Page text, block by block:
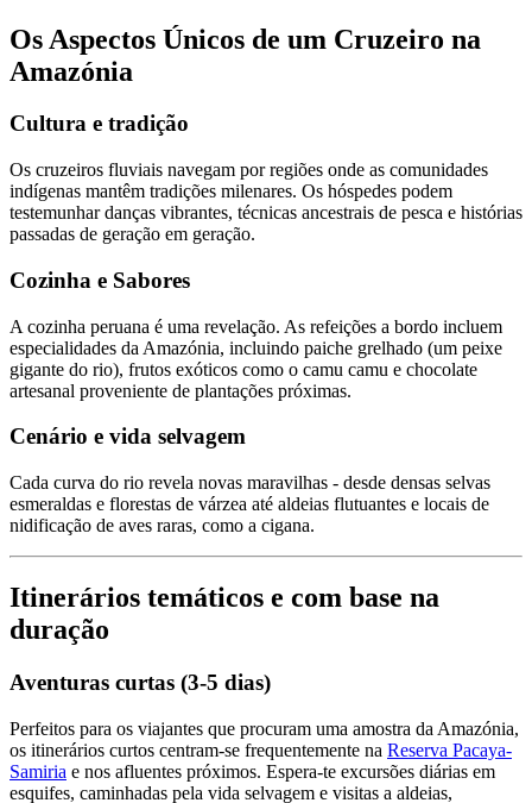
Os Aspectos Únicos de um Cruzeiro na
Amazónia
Cultura e tradição
Os cruzeiros fluviais navegam por regiões onde as comunidades
indígenas mantêm tradições milenares. Os hóspedes podem
testemunhar danças vibrantes, técnicas ancestrais de pesca e histórias
passadas de geração em geração.
Cozinha e Sabores
A cozinha peruana é uma revelação. As refeições a bordo incluem
especialidades da Amazónia, incluindo paiche grelhado (um peixe
gigante do rio), frutos exóticos como o camu camu e chocolate
artesanal proveniente de plantações próximas.
Cenário e vida selvagem
Cada curva do rio revela novas maravilhas - desde densas selvas
esmeraldas e florestas de várzea até aldeias flutuantes e locais de
nidificação de aves raras, como a cigana.
Itinerários temáticos e com base na
duração
Aventuras curtas (3-5 dias)
Perfeitos para os viajantes que procuram uma amostra da Amazónia,
os itinerários curtos centram-se frequentemente na Reserva Pacaya-
Samiria e nos afluentes próximos. Espera-te excursões diárias em
esquifes, caminhadas pela vida selvagem e visitas a aldeias,